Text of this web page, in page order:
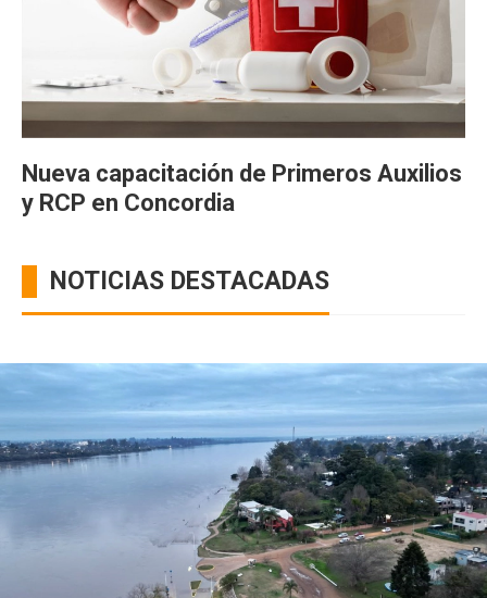
Nueva capacitación de Primeros Auxilios
y RCP en Concordia
NOTICIAS DESTACADAS